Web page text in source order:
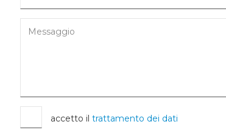
accetto il trattamento dei dati